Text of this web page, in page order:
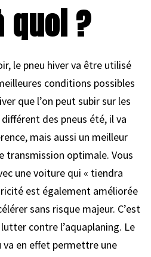
quoi ?
le pneu hiver va être utilisé
conditions possibles
que l’on peut subir sur les
des pneus été, il va
mais aussi un meilleur
transmission optimale. Vous
une voiture qui « tiendra
est également améliorée
sans risque majeur. C’est
contre l’aquaplaning. Le
en effet permettre une